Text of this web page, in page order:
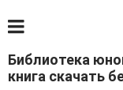
Библиотека
книга скачать